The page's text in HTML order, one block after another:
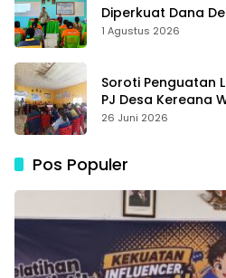
Diperkuat Dana
Tekankan
1 Agustus 2026
Soroti Penguatan
PJ Desa Kereana
Dukung Penuh
26 Juni 2026
Pos Populer